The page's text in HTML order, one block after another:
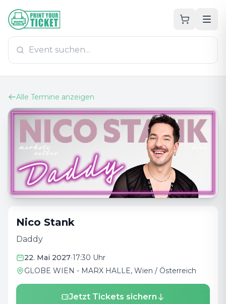
Zum Hauptinhalt
PrintYourTicket
Alle Termine anzeigen
Nico Stank
Daddy
22. Mai 2027•17:30 Uhr
GLOBE WIEN - MARX HALLE, Wien / Österreich
Jetzt Tickets sichern